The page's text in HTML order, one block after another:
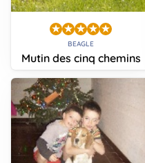
BEAGLE
Mutin des cinq chemins